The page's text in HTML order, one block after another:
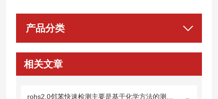
产品分类
相关文章